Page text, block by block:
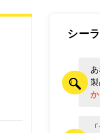
シー
か